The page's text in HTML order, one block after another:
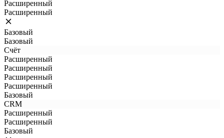
Расширенный
Расширенный
Базовый
Базовый
Счёт
Расширенный
Расширенный
Расширенный
Расширенный
Базовый
CRM
Расширенный
Расширенный
Базовый